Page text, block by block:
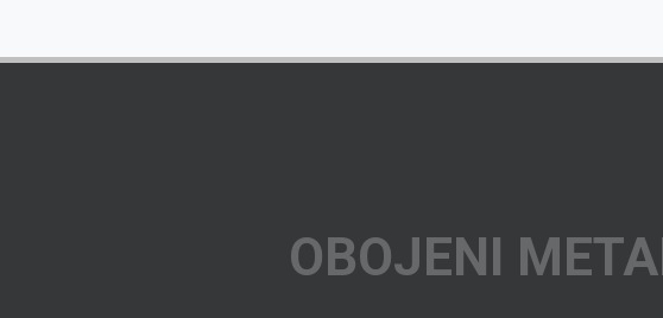
OBOJENI